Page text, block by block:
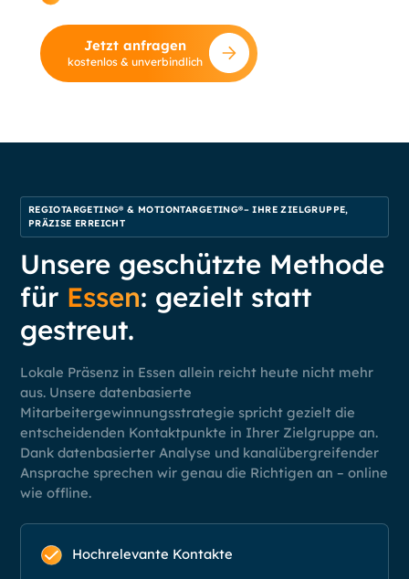
Jetzt anfragen
kostenlos & unverbindlich
REGIOTARGETING® & MOTIONTARGETING®– IHRE ZIELGRUPPE,
PRÄZISE ERREICHT
Unsere geschützte Methode
für Essen: gezielt statt
gestreut.
Lokale Präsenz in Essen allein reicht heute nicht mehr
aus. Unsere datenbasierte
Mitarbeitergewinnungsstrategie spricht gezielt die
entscheidenden Kontaktpunkte in Ihrer Zielgruppe an.
Dank datenbasierter Analyse und kanalübergreifender
Ansprache sprechen wir genau die Richtigen an – online
wie offline.
Hochrelevante Kontakte